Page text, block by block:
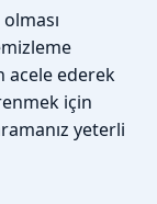
acele ederek
için
yeterli